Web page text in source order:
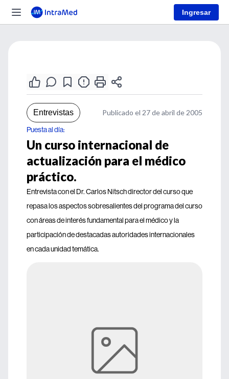
Ingresar
Entrevistas Publicado el 27 de abril de 2005
Puesta al día:
Un curso internacional de
actualización para el médico
práctico.
Entrevista con el Dr. Carlos Nitsch director del curso que
repasa los aspectos sobresalientes del programa del curso
con áreas de interés fundamental para el médico y la
participación de destacadas autoridades internacionales
en cada unidad temática.